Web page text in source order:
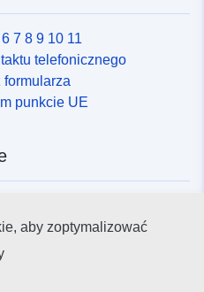
7 8 9 10 11
telefonicznego
formularza
punkcie UE
aby zoptymalizować